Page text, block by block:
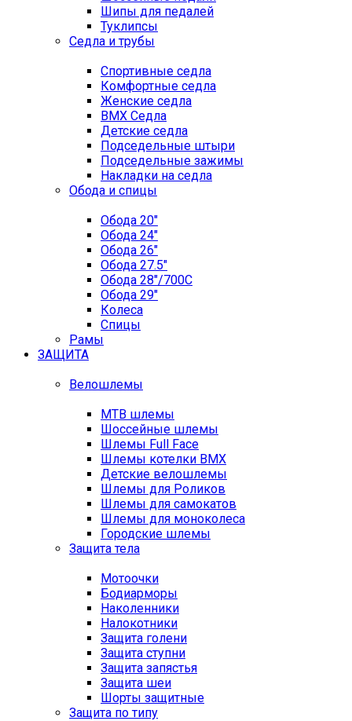
Шипы для педалей
Туклипсы
Седла и трубы
Спортивные седла
Комфортные седла
Женские седла
BMX Седла
Детские седла
Подседельные штыри
Подседельные зажимы
Накладки на седла
Обода и спицы
Обода 20"
Обода 24"
Обода 26"
Обода 27.5"
Обода 28"/700C
Обода 29"
Колеса
Спицы
Рамы
ЗАЩИТА
Велошлемы
MTB шлемы
Шоссейные шлемы
Шлемы Full Face
Шлемы котелки BMX
Детские велошлемы
Шлемы для Роликов
Шлемы для самокатов
Шлемы для моноколеса
Городские шлемы
Защита тела
Мотоочки
Бодиарморы
Наколенники
Налокотники
Защита голени
Защита ступни
Защита запястья
Защита шеи
Шорты защитные
Защита по типу